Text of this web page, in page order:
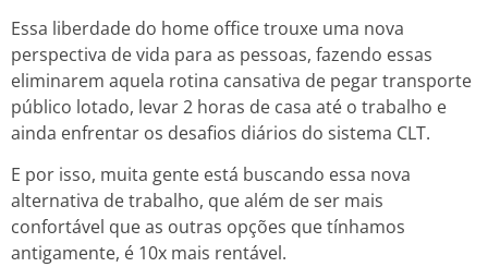
Essa liberdade do home office trouxe uma nova
perspectiva de vida para as pessoas, fazendo essas
eliminarem aquela rotina cansativa de pegar transporte
público lotado, levar 2 horas de casa até o trabalho e
ainda enfrentar os desafios diários do sistema CLT.
E por isso, muita gente está buscando essa nova
alternativa de trabalho, que além de ser mais
confortável que as outras opções que tínhamos
antigamente, é 10x mais rentável.